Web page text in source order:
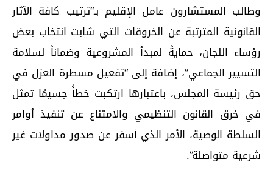
وطالب المستشارون عامل الإقليم بـ“ترتيب كافة الآثار
القانونية المترتبة عن الخروقات التي شابت انتخاب بعض
رؤساء اللجان، حمايةً لمبدأ المشروعية وضماناً لسلامة
التسيير الجماعي”، إضافة إلى “تفعيل مسطرة العزل في
حق رئيسة المجلس، باعتبارها ارتكبت خطأً جسيمًا تمثل
في خرق القانون التنظيمي والامتناع عن تنفيذ أوامر
السلطة الوصية، الأمر الذي أسفر عن صدور مداولات غير
شرعية متواصلة”.